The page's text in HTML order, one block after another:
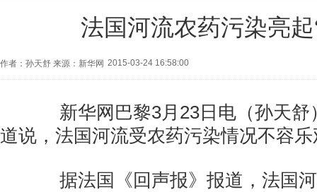
法国河流农药污染亮起
作者：孙天舒 来源：新华网 2015-03-24 16:58:00
新华网巴黎3月23日电（孙天舒
道说，法国河流受农药污染情况不容
据法国《回声报》报道，法国河